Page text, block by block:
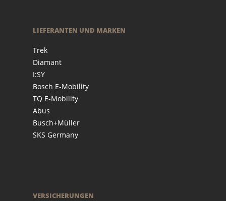
LIEFERANTEN UND MARKEN
Trek
Diamant
I:SY
Bosch E-Mobility
TQ E-Mobility
Abus
Busch+Müller
SKS Germany
VERSICHERUNGEN